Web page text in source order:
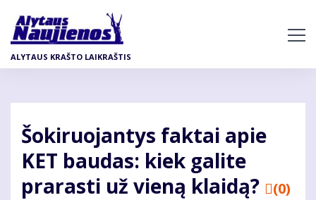
pagrindinį
turinį
ALYTAUS KRAŠTO LAIKRAŠTIS
Šokiruojantys faktai apie
KET baudas: kiek galite
prarasti už vieną klaidą?
(0)